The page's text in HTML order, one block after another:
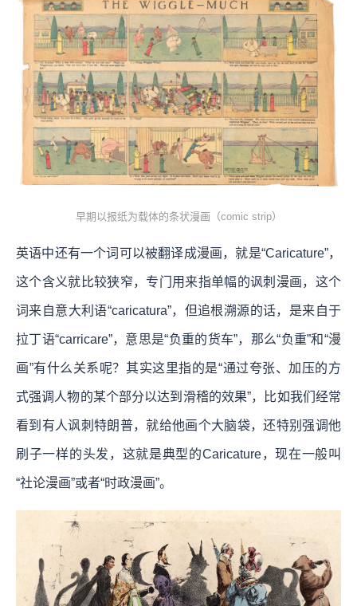
早期以报纸为载体的条状漫画（comic strip）
英语中还有一个词可以被翻译成漫画，就是“Caricature”，
这个含义就比较狭窄，专门用来指单幅的讽刺漫画，这个
词来自意大利语“caricatura”，但追根溯源的话，是来自于
拉丁语“carricare”，意思是“负重的货车”，那么“负重”和“漫
画”有什么关系呢？其实这里指的是“通过夸张、加压的方
式强调人物的某个部分以达到滑稽的效果”，比如我们经常
看到有人讽刺特朗普，就给他画个大脑袋，还特别强调他
刷子一样的头发，这就是典型的Caricature，现在一般叫
“社论漫画”或者“时政漫画”。